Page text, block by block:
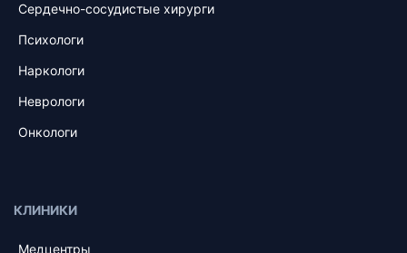
Сердечно-сосудистые хирурги
Психологи
Наркологи
Неврологи
Онкологи
КЛИНИКИ
Медцентры